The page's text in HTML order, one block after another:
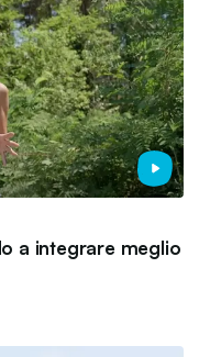
a integrare meglio